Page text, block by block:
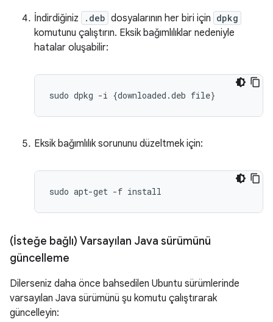
İndirdiğiniz .deb dosyalarının her biri için dpkg
komutunu çalıştırın. Eksik bağımlılıklar nedeniyle
hatalar oluşabilir:
sudo dpkg -i {downloaded .deb file}
Eksik bağımlılık sorununu düzeltmek için:
(İsteğe bağlı) Varsayılan Java sürümünü
güncelleme
Dilerseniz daha önce bahsedilen Ubuntu sürümlerinde
varsayılan Java sürümünü şu komutu çalıştırarak
güncelleyin: